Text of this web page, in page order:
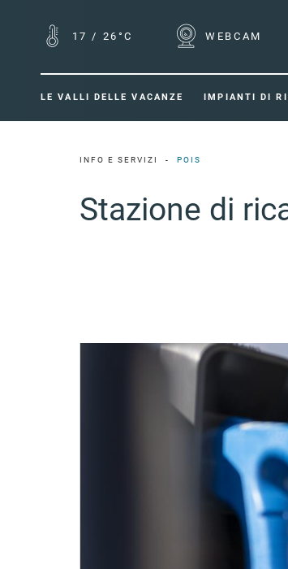
17 / 26°C WEBCAM
LE VALLI DELLE VACANZE IMPIANTI DI
INFO E SERVIZI POIS
Stazione di